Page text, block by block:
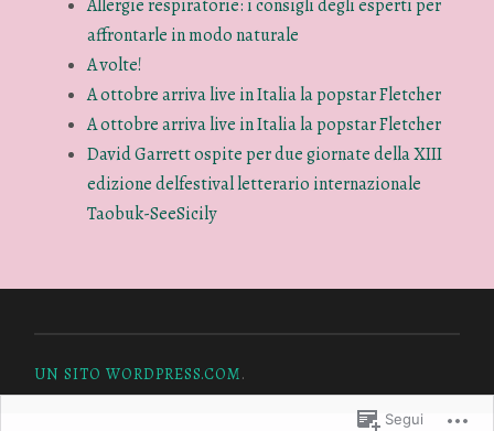
Allergie respiratorie: i consigli degli esperti per
affrontarle in modo naturale
A volte!
A ottobre arriva live in Italia la popstar Fletcher
A ottobre arriva live in Italia la popstar Fletcher
David Garrett ospite per due giornate della XIII
edizione delfestival letterario internazionale
Taobuk-SeeSicily
UN SITO WORDPRESS.COM.
Segui